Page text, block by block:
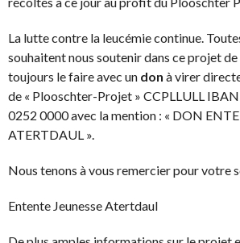
La lutte contre la leucémie continue.
souhaitent nous soutenir dans ce projet
toujours le faire avec un don à virer
de « Plooschter-Projet » CCPLLULL
0252 0000 avec la mention : « DON
ATERTDAUL ».
Nous tenons à vous remercier pour votre
Entente Jeunesse Atertdaul